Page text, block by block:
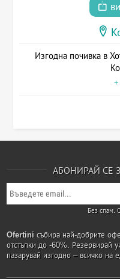
Изгодна почивка в
+
АБОНИРАЙ СЕ
Без спам.
Ofertini събира най-добрите
отстъпки до -60%. Резервирай
пазарувай изгодно – всичко на